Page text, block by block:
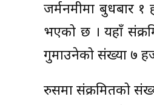
जर्मनमीमा बुधबार
भएको छ । यहाँ
गुमाउनेको संख्या ७
रुसमा संक्रमितको